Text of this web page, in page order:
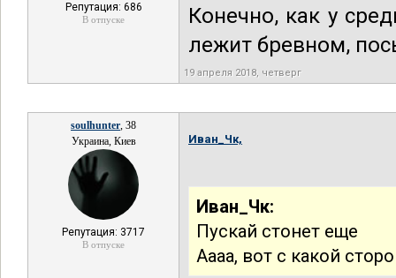
Репутация: 686
В отпуске
Конечно, как у
лежит бревном,
19 апреля 2018, четверг
soulhunter, 38
Украина, Киев
Репутация: 3717
В отпуске
Иван_Чк,
Иван_Чк:
Пускай стонет еще
Аааа, вот с какой